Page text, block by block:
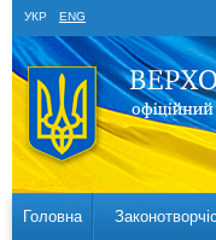
УКР ENG
Головна